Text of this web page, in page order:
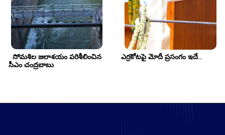
  సోమశిల జలాశయం పరిశీలించిన
సీఎం చంద్రబాబు
ఎర్రకోటపై మోదీ ప్రసంగం ఇదే..